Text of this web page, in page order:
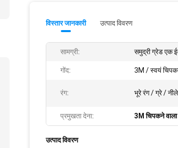
विस्तार जानकारी उत्पाद विवरण
सामग्री: समुद्री ग्रेड एक
गोंद: 3M / स्वयं
रंग: भूरे रंग / ग्रे /
प्रमुखता देना: 3M चिपकने
उत्पाद विवरण